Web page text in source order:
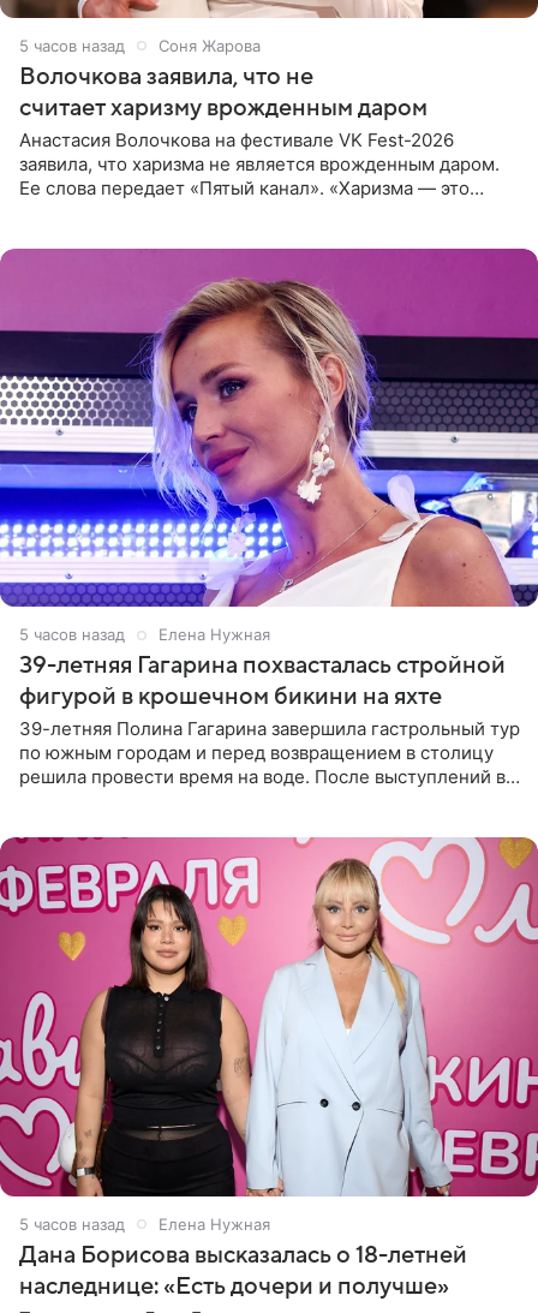
5 часов назад Соня Жарова
Волочкова заявила, что не
считает харизму врожденным даром
Анастасия Волочкова на фестивале VK Fest-2026
заявила, что харизма не является врожденным даром.
Ее слова передает «Пятый канал». «Харизма — это
5 часов назад Елена Нужная
39-летняя Гагарина похвасталась стройной
фигурой в крошечном бикини на яхте
39-летняя Полина Гагарина завершила гастрольный тур
по южным городам и перед возвращением в столицу
решила провести время на воде. После выступлений в
5 часов назад Елена Нужная
Дана Борисова высказалась о 18-летней
наследнице: «Есть дочери и получше»